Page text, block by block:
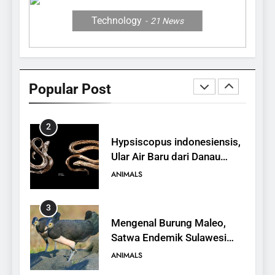
Technology 21 News
Popular Post
ANIMALS
1
Antelope, Si Antelop
2
Hypsiscopus indonesiensis,
Ular Air Baru dari Danau
Towuti
ANIMALS
3
Mengenal Burung Maleo,
Satwa Endemik Sulawesi
yang Terancam Punah
ANIMALS